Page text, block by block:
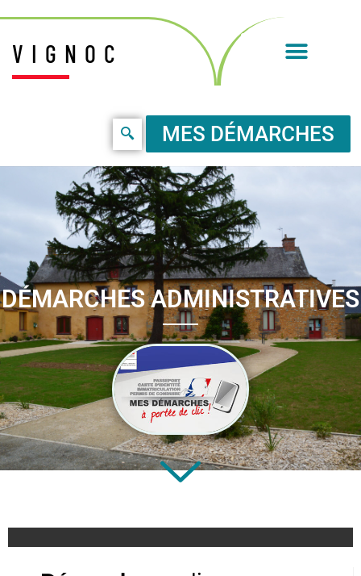
VIGNOC
MES DÉMARCHES
DÉMARCHES ADMINISTRATIVES